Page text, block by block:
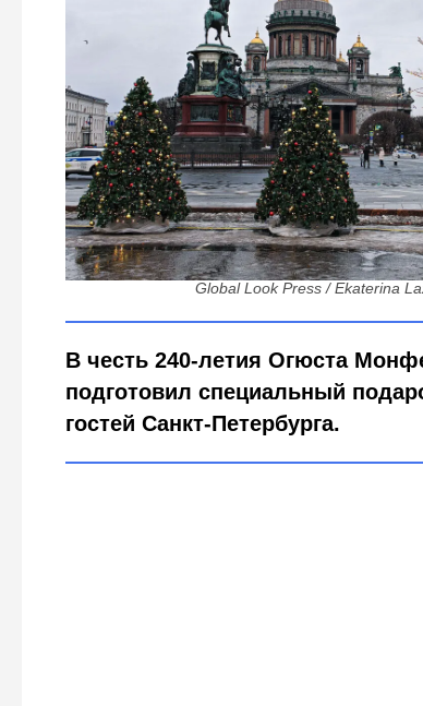
Почему в эту пятницу двери Исаакия
только чудо
Global Look Press / Ekaterina
В честь 240-летия Огюста
подготовил специальный
гостей Санкт-Петербурга.